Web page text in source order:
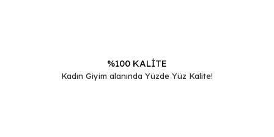
%100 KALİTE
Kadın Giyim alanında Yüzde Yüz Kalite!